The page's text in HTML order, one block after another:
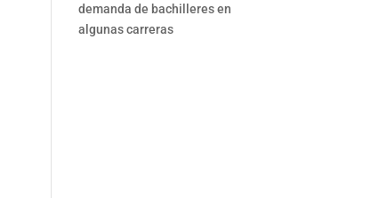
demanda de bachilleres en
algunas carreras